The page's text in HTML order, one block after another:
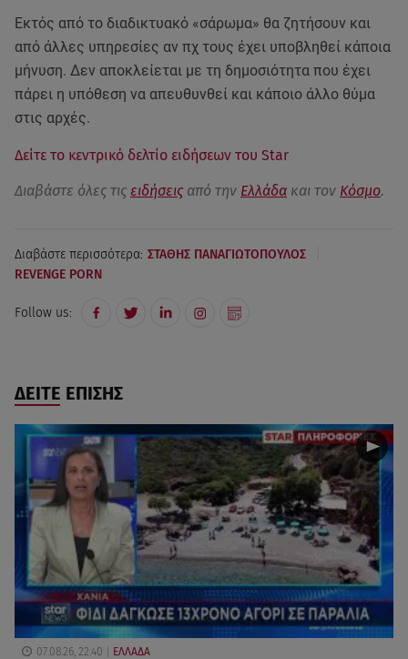
Εκτός από το διαδικτυακό «σάρωμα» θα ζητήσουν και
από άλλες υπηρεσίες αν πχ τους έχει υποβληθεί κάποια
μήνυση. Δεν αποκλείεται με τη δημοσιότητα που έχει
πάρει η υπόθεση να απευθυνθεί και κάποιο άλλο θύμα
στις αρχές.
Δείτε το κεντρικό δελτίο ειδήσεων του Star
Διαβάστε όλες τις ειδήσεις από την Ελλάδα και τον Κόσμο.
Διαβάστε περισσότερα: ΣΤΑΘΗΣ ΠΑΝΑΓΙΩΤΟΠΟΥΛΟΣ
REVENGE PORN
Follow us:
ΔΕΙΤΕ ΕΠΙΣΗΣ
07.08.26, 22:40 ΕΛΛΑΔΑ